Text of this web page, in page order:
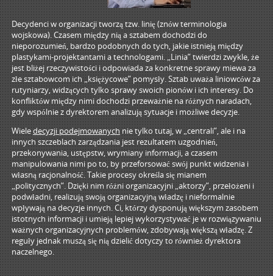
Decydenci w organizacji tworzą tzw. linię (znów terminologia
wojskowa). Czasem między nią a sztabem dochodzi do
nieporozumień, bardzo podobnych do tych, jakie istnieją między
plastykami-projektantami a technologami. „Linia” twierdzi zwykle, że
jest bliżej rzeczywistości i odpowiada za konkretne sprawy miewa za
złe sztabowcom ich „księżycowe” pomysły. Sztab uważa liniowców za
rutyniarzy, widzących tylko sprawy swoich pionów i ich interesy. Do
konfliktów między nimi dochodzi przeważnie na różnych naradach,
gdy wspólnie z dyrektorem analizują sytuacje i możliwe decyzje.
Wieledecyzji podejmowanych nie tylko tutaj, w „centrali”, ale i na
innych szczeblach zarządzania jest rezultatem uzgodnień,
przekonywania, ustępstw, wrymiany informacji, a czasem
manipulowania nimi po to, by przeforsować swój punkt widzenia i
własną racjonalność. Takie procesy określa się mianem
„politycznych”. Dzięki nim różni organizacyjni „aktorzy”, przełożeni i
podwładni, realizują swoją organizacyjną władzę i nieformalnie
wpływają na decyzje innych. Ci, którzy dysponują większym zasobem
istotnych informacji i umieją lepiej wykorzystywać je w rozwiązywaniu
ważnych organizacyjnych problemów, zdobywają większą władzę. Z
reguły jednak muszą się nią dzielić dotyczy to również dyrektora
naczelnego.